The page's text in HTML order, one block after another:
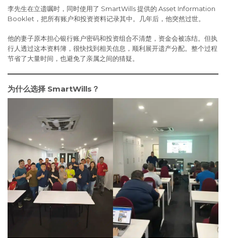
李先生在立遗嘱时，同时使用了 SmartWills 提供的 Asset Information
Booklet，把所有账户和投资资料记录其中。几年后，他突然过世。
他的妻子原本担心银行账户密码和投资组合不清楚，资金会被冻结。但执
行人透过这本资料簿，很快找到相关信息，顺利展开遗产分配。整个过程
节省了大量时间，也避免了亲属之间的猜疑。
为什么选择 SmartWills？